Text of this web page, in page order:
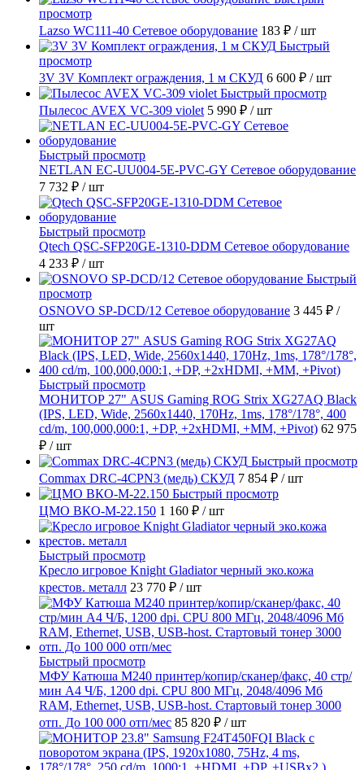
просмотр
Lazso WC111-40 Сетевое оборудование 183 ₽ / шт
Быстрый
просмотр
3V 3V Комплект ограждения, 1 м СКУД 6 600 ₽ / шт
Быстрый просмотр
Пылесос AVEX VC-309 violet 5 990 ₽ / шт
Быстрый просмотр
NETLAN EC-UU004-5E-PVC-GY Сетевое оборудование
7 732 ₽ / шт
Быстрый просмотр
Qtech QSC-SFP20GE-1310-DDM Сетевое оборудование
4 233 ₽ / шт
Быстрый
просмотр
OSNOVO SP-DCD/12 Сетевое оборудование 3 445 ₽ /
шт
Быстрый просмотр
МОНИТОР 27" ASUS Gaming ROG Strix XG27AQ Black
(IPS, LED, Wide, 2560x1440, 170Hz, 1ms, 178°/178°, 400
cd/m, 100,000,000:1, +DP, +2хHDMI, +MM, +Pivot) 62 975
₽ / шт
Быстрый просмотр
Commax DRC-4CPN3 (медь) СКУД 7 854 ₽ / шт
Быстрый просмотр
ЦМО ВКО-М-22.150 1 160 ₽ / шт
Быстрый просмотр
Кресло игровое Knight Gladiator черный эко.кожа
крестов. металл 23 770 ₽ / шт
Быстрый просмотр
МФУ Катюша M240 принтер/копир/сканер/факс, 40 стр/
мин А4 Ч/Б, 1200 dpi. CPU 800 МГц, 2048/4096 Мб
RAM, Ethernet, USB, USB-host. Стартовый тонер 3000
отп. До 100 000 отп/мес 85 820 ₽ / шт